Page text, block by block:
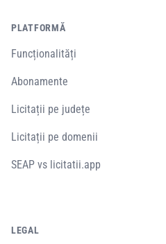
PLATFORMĂ
Funcționalități
Abonamente
Licitații pe județe
Licitații pe domenii
SEAP vs licitatii.app
LEGAL